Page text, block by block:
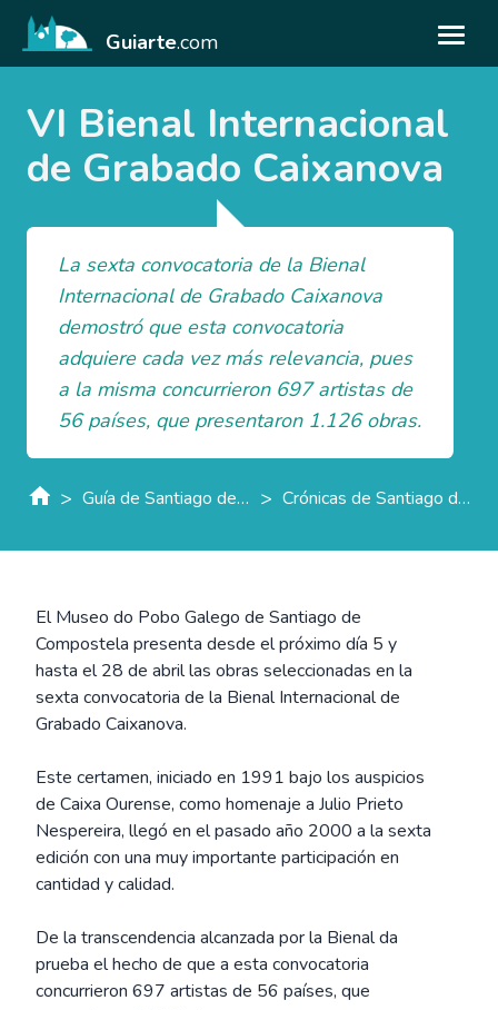
Guiarte.com
VI Bienal Internacional
de Grabado Caixanova
La sexta convocatoria de la Bienal
Internacional de Grabado Caixanova
demostró que esta convocatoria
adquiere cada vez más relevancia, pues
a la misma concurrieron 697 artistas de
56 países, que presentaron 1.126 obras.
> Guía de Santiago de Compostela > Crónicas de Santiago de Compostela
El Museo do Pobo Galego de Santiago de
Compostela presenta desde el próximo día 5 y
hasta el 28 de abril las obras seleccionadas en la
sexta convocatoria de la Bienal Internacional de
Grabado Caixanova.
Este certamen, iniciado en 1991 bajo los auspicios
de Caixa Ourense, como homenaje a Julio Prieto
Nespereira, llegó en el pasado año 2000 a la sexta
edición con una muy importante participación en
cantidad y calidad.
De la transcendencia alcanzada por la Bienal da
prueba el hecho de que a esta convocatoria
concurrieron 697 artistas de 56 países, que